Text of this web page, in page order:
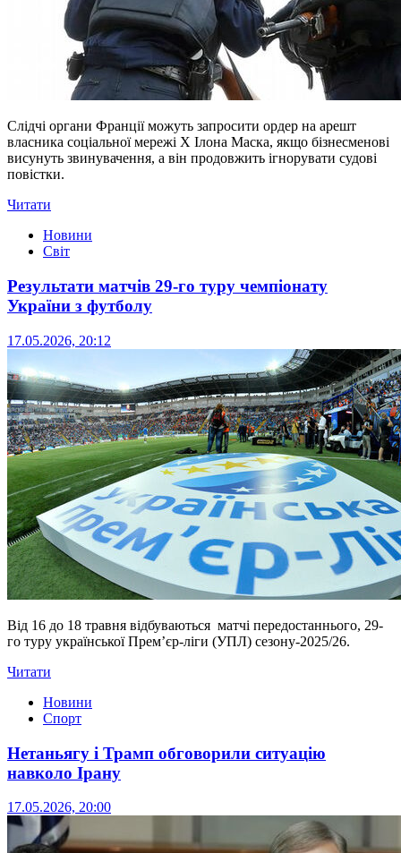
Слідчі органи Франції можуть запросити ордер на арешт
власника соціальної мережі X Ілона Маска, якщо бізнесменові
висунуть звинувачення, а він продовжить ігнорувати судові
повістки.
Читати
Новини
Світ
Результати матчів 29-го туру чемпіонату
України з футболу
17.05.2026, 20:12
Від 16 до 18 травня відбуваються матчі передостаннього, 29-
го туру української Прем’єр-ліги (УПЛ) сезону-2025/26.
Читати
Новини
Спорт
Нетаньягу і Трамп обговорили ситуацію
навколо Ірану
17.05.2026, 20:00